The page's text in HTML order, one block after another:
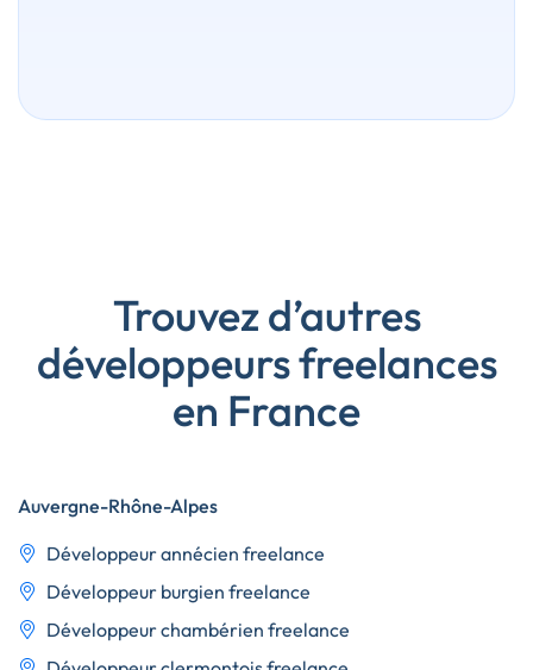
Trouvez d’autres
développeurs freelances
en France
Auvergne-Rhône-Alpes
Développeur annécien freelance
Développeur burgien freelance
Développeur chambérien freelance